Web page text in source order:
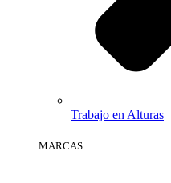
Trabajo en Alturas
MARCAS